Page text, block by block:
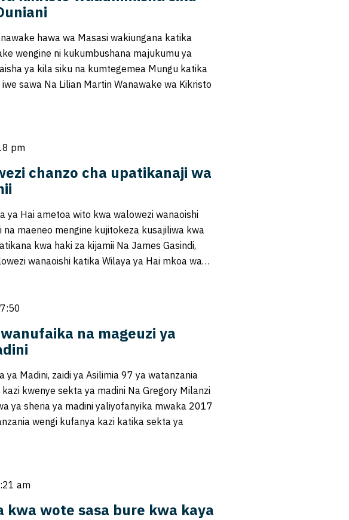
hawa wa Masasi wakiungana katika
wengine ni kukumbushana majukumu ya
ya kila siku na kumtegemea Mungu katika
sawa Na Lilian Martin Wanawake wa Kikristo
pm
chanzo cha upatikanaji wa
ya Hai ametoa wito kwa walowezi wanaoishi
na maeneo mengine kujitokeza kusajiliwa kwa
kwa haki za kijamii Na James Gasindi,
wanaoishi katika Wilaya ya Hai mkoa wa…
na mageuzi ya
ya Madini, zaidi ya Asilimia 97 ya watanzania
kwenye sekta ya madini Na Gregory Milanzi
ya sheria ya madini yaliyofanyika mwaka 2017
wengi kufanya kazi katika sekta ya
am
kwa wote sasa bure kwa kaya